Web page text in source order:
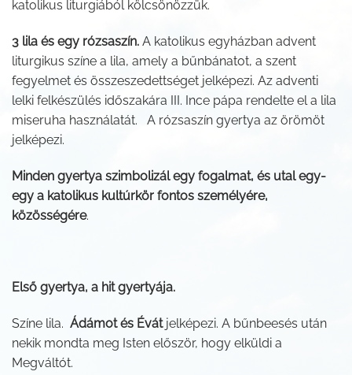
katolikus liturgiából kölcsönözzük.
3 lila és egy rózsaszín. A katolikus egyházban advent
liturgikus színe a lila, amely a bűnbánatot, a szent
fegyelmet és összeszedettséget jelképezi. Az adventi
lelki felkészülés időszakára III. Ince pápa rendelte el a lila
miseruha használatát. A rózsaszín gyertya az örömöt
jelképezi.
Minden gyertya szimbolizál egy fogalmat, és utal egy-
egy a katolikus kultúrkör fontos személyére,
közösségére.
Első gyertya, a hit gyertyája.
Színe lila. Ádámot és Évátjelképezi. A bűnbeesés után
nekik mondta meg Isten először, hogy elküldi a
Megváltót.